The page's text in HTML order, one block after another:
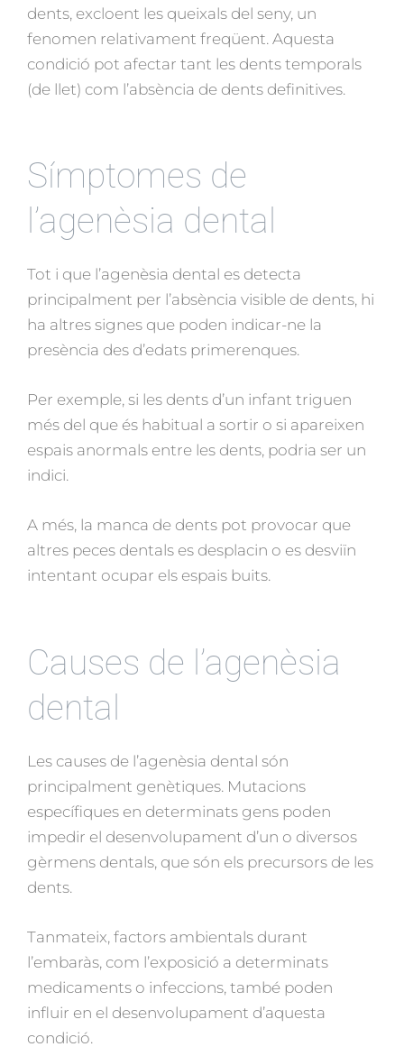
dents, excloent les queixals del seny, un
fenomen relativament freqüent. Aquesta
condició pot afectar tant les dents temporals
(de llet) com l’absència de dents definitives.
Símptomes de
l’agenèsia dental
Tot i que l’agenèsia dental es detecta
principalment per l’absència visible de dents, hi
ha altres signes que poden indicar-ne la
presència des d’edats primerenques.
Per exemple, si les dents d’un infant triguen
més del que és habitual a sortir o si apareixen
espais anormals entre les dents, podria ser un
indici.
A més, la manca de dents pot provocar que
altres peces dentals es desplacin o es desviïn
intentant ocupar els espais buits.
Causes de l’agenèsia
dental
Les causes de l’agenèsia dental són
principalment genètiques. Mutacions
específiques en determinats gens poden
impedir el desenvolupament d’un o diversos
gèrmens dentals, que són els precursors de les
dents.
Tanmateix, factors ambientals durant
l’embaràs, com l’exposició a determinats
medicaments o infeccions, també poden
influir en el desenvolupament d’aquesta
condició.